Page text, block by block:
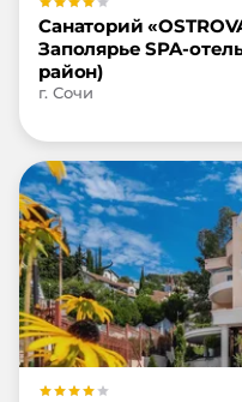
Санаторий
Заполярье SPA-
район)
г. Сочи